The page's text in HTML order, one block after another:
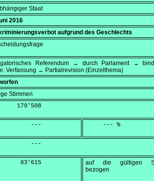
Staat
2016
aufgrund des Geschlechts
Referendum → durch Parlament →
Verfassung → Partialrevision (Einzelthema)
Stimmen
179'508
---
     --- %
---
83'615
auf die gültigen
bezogen